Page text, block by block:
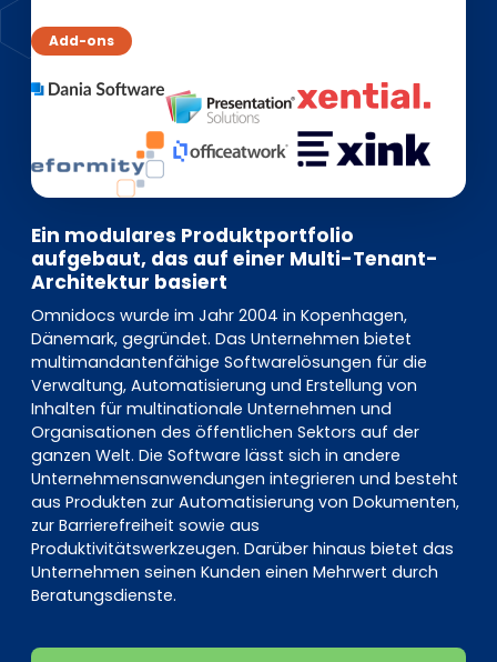
Add-ons
Ein modulares Produktportfolio
aufgebaut, das auf einer Multi-Tenant-
Architektur basiert
Omnidocs wurde im Jahr 2004 in Kopenhagen,
Dänemark, gegründet. Das Unternehmen bietet
multimandantenfähige Softwarelösungen für die
Verwaltung, Automatisierung und Erstellung von
Inhalten für multinationale Unternehmen und
Organisationen des öffentlichen Sektors auf der
ganzen Welt. Die Software lässt sich in andere
Unternehmensanwendungen integrieren und besteht
aus Produkten zur Automatisierung von Dokumenten,
zur Barrierefreiheit sowie aus
Produktivitätswerkzeugen. Darüber hinaus bietet das
Unternehmen seinen Kunden einen Mehrwert durch
Beratungsdienste.